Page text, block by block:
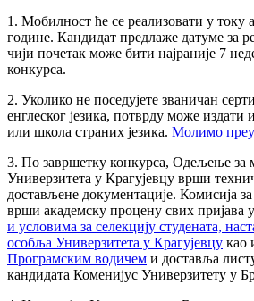
1. Мобилност ће се реализовати у току
године. Кандидат предлаже датуме за
чији почетак може бити најраније 7
конкурса.
2. Уколико не поседујете званичан
енглеског језика, потврду може
или школа страних језика. Молимо
3. По завршетку конкурса, Одељење за
Универзитета у Крагујевцу врши
достављене документације. Комисија
врши академску процену свих пријава
и условима за селекцију студената,
особља Универзитета у Крагујевцу као
Програмским водичем и доставља
кандидата Коменијус Универзитету у